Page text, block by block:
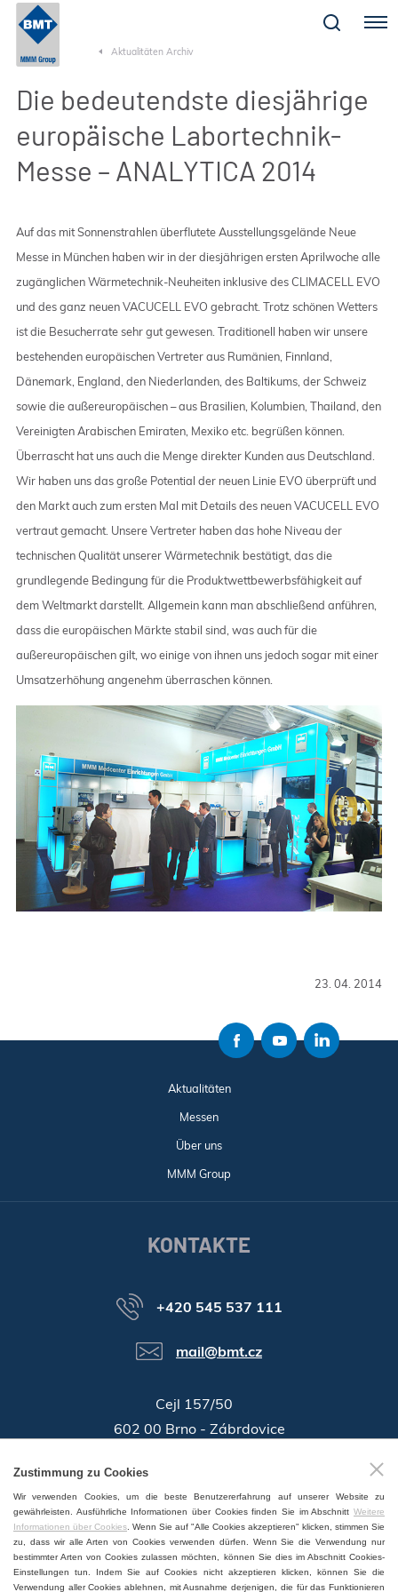
Menu
Aktualitäten Archiv
Die bedeutendste diesjährige
europäische Labortechnik-
Messe – ANALYTICA 2014
Auf das mit Sonnenstrahlen überflutete Ausstellungsgelände Neue
Messe in München haben wir in der diesjährigen ersten Aprilwoche alle
zugänglichen Wärmetechnik-Neuheiten inklusive des CLIMACELL EVO
und des ganz neuen VACUCELL EVO gebracht. Trotz schönen Wetters
ist die Besucherrate sehr gut gewesen. Traditionell haben wir unsere
bestehenden europäischen Vertreter aus Rumänien, Finnland,
Dänemark, England, den Niederlanden, des Baltikums, der Schweiz
sowie die außereuropäischen – aus Brasilien, Kolumbien, Thailand, den
Vereinigten Arabischen Emiraten, Mexiko etc. begrüßen können.
Überrascht hat uns auch die Menge direkter Kunden aus Deutschland.
Wir haben uns das große Potential der neuen Linie EVO überprüft und
den Markt auch zum ersten Mal mit Details des neuen VACUCELL EVO
vertraut gemacht. Unsere Vertreter haben das hohe Niveau der
technischen Qualität unserer Wärmetechnik bestätigt, das die
grundlegende Bedingung für die Produktwettbewerbsfähigkeit auf
dem Weltmarkt darstellt. Allgemein kann man abschließend anführen,
dass die europäischen Märkte stabil sind, was auch für die
außereuropäischen gilt, wo einige von ihnen uns jedoch sogar mit einer
Umsatzerhöhung angenehm überraschen können.
23. 04. 2014
Aktualitäten
Messen
Über uns
MMM Group
KONTAKTE
+420 545 537 111
mail@bmt.cz
Cejl 157/50
602 00 Brno - Zábrdovice
Identifikationsnummer:
GPS: 49°11'55.196"N, 16°37'19.559"E
Zustimmung zu Cookies
Wir verwenden Cookies, um die beste Benutzererfahrung auf unserer Website zu
gewährleisten. Ausführliche Informationen über Cookies finden Sie im Abschnitt Weitere
Informationen über Cookies . Wenn Sie auf "Alle Cookies akzeptieren" klicken, stimmen Sie
zu, dass wir alle Arten von Cookies verwenden dürfen. Wenn Sie die Verwendung nur
bestimmter Arten von Cookies zulassen möchten, können Sie dies im Abschnitt Cookies-
Einstellungen tun. Indem Sie auf Cookies nicht akzeptieren klicken, können Sie die
Verwendung aller Cookies ablehnen, mit Ausnahme derjenigen, die für das Funktionieren